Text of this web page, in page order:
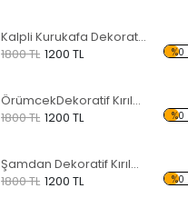
Kalpli Kurukafa Dekoratif Kırılmaz Ayna
1800 TL 1200 TL %0
ÖrümcekDekoratif Kırılmaz Ayna
1800 TL 1200 TL %0
Şamdan Dekoratif Kırılmaz Ayna
1800 TL 1200 TL %0